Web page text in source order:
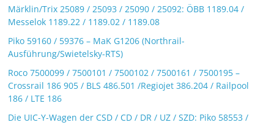
Märklin/Trix 25089 / 25093 / 25090 / 25092: ÖBB 1189.04 /
Messelok 1189.22 / 1189.02 / 1189.08
Piko 59160 / 59376 – MaK G1206 (Northrail-
Ausführung/Swietelsky-RTS)
Roco 7500099 / 7500101 / 7500102 / 7500161 / 7500195 –
Crossrail 186 905 / BLS 486.501 /Regiojet 386.204 / Railpool
186 / LTE 186
Die UIC-Y-Wagen der CSD / CD / DR / UZ / SZD: Piko 58553 /